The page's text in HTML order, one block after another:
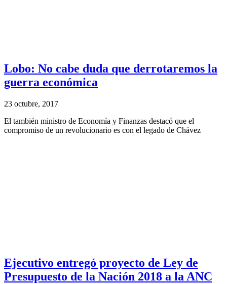
Lobo: No cabe duda que derrotaremos la
guerra económica
23 octubre, 2017
El también ministro de Economía y Finanzas destacó que el
compromiso de un revolucionario es con el legado de Chávez
Ejecutivo entregó proyecto de Ley de
Presupuesto de la Nación 2018 a la ANC